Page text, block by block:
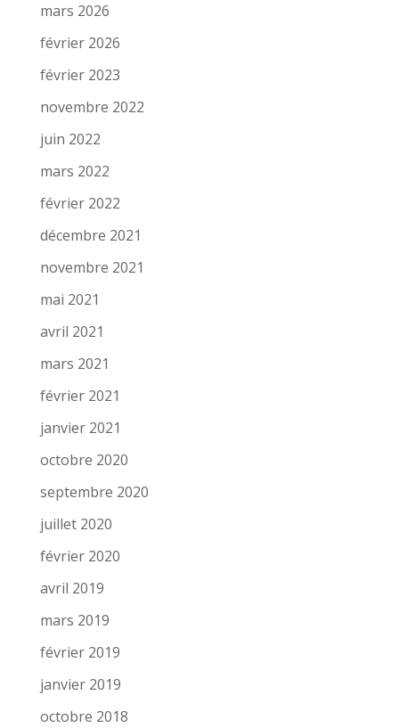
mars 2026
février 2026
février 2023
novembre 2022
juin 2022
mars 2022
février 2022
décembre 2021
novembre 2021
mai 2021
avril 2021
mars 2021
février 2021
janvier 2021
octobre 2020
septembre 2020
juillet 2020
février 2020
avril 2019
mars 2019
février 2019
janvier 2019
octobre 2018